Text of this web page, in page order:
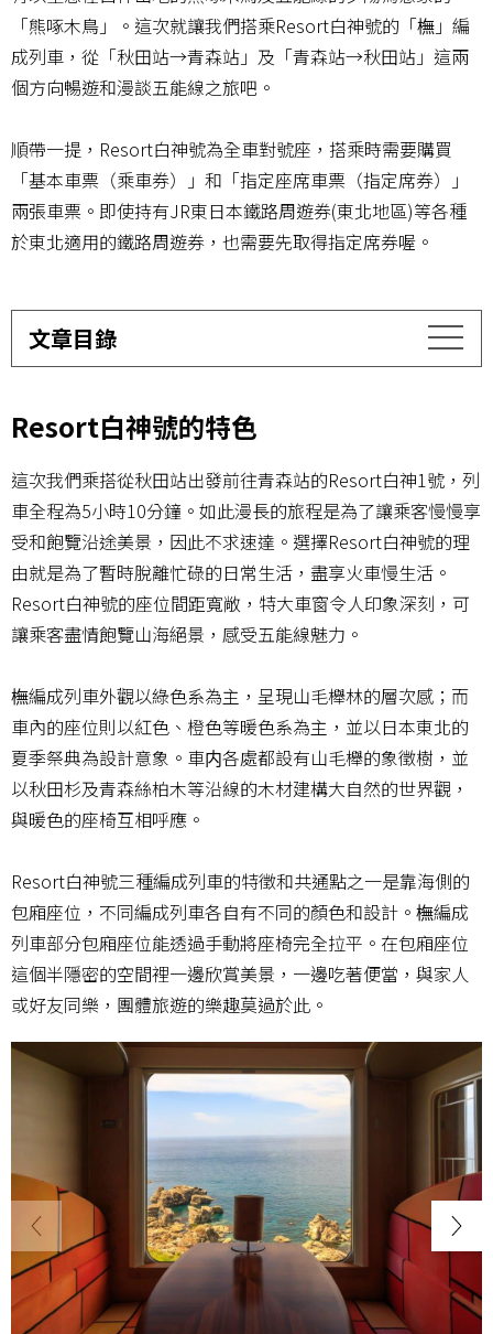
「熊啄木鳥」。這次就讓我們搭乘Resort白神號的「橅」編
成列車，從「秋田站→青森站」及「青森站→秋田站」這兩
個方向暢遊和漫談五能線之旅吧。
順帶一提，Resort白神號為全車對號座，搭乘時需要購買
「基本車票（乘車券）」和「指定座席車票（指定席券）」
兩張車票。即使持有JR東日本鐵路周遊券(東北地區)等各種
於東北適用的鐵路周遊券，也需要先取得指定席券喔。
文章目錄
Resort白神號的特色
這次我們乘搭從秋田站出發前往青森站的Resort白神1號，列
車全程為5小時10分鐘。如此漫長的旅程是為了讓乘客慢慢享
受和飽覽沿途美景，因此不求速達。選擇Resort白神號的理
由就是為了暫時脫離忙碌的日常生活，盡享火車慢生活。
Resort白神號的座位間距寬敞，特大車窗令人印象深刻，可
讓乘客盡情飽覽山海絕景，感受五能線魅力。
橅編成列車外觀以綠色系為主，呈現山毛櫸林的層次感；而
車內的座位則以紅色、橙色等暖色系為主，並以日本東北的
夏季祭典為設計意象。車内各處都設有山毛櫸的象徵樹，並
以秋田杉及青森絲柏木等沿線的木材建構大自然的世界觀，
與暖色的座椅互相呼應。
Resort白神號三種編成列車的特徵和共通點之一是靠海側的
包廂座位，不同編成列車各自有不同的顏色和設計。橅編成
列車部分包廂座位能透過手動將座椅完全拉平。在包廂座位
這個半隱密的空間裡一邊欣賞美景，一邊吃著便當，與家人
或好友同樂，團體旅遊的樂趣莫過於此。